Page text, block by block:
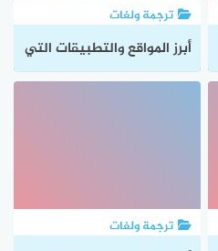
ترجمة ولغات
أبرز المواقع والتطبيقات التي
توفر ترجمة هندي وطرق
ترجمة ولغات